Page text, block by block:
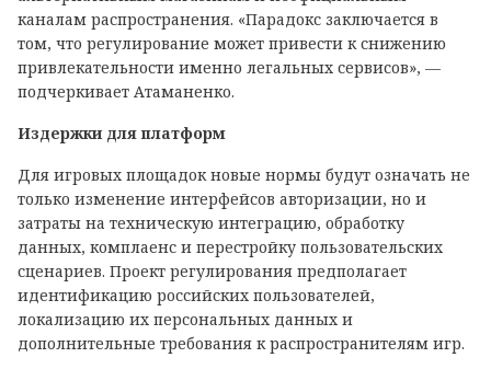
каналам распространения. «Парадокс заключается в
том, что регулирование может привести к снижению
привлекательности именно легальных сервисов», —
подчеркивает Атаманенко.
Издержки для платформ
Для игровых площадок новые нормы будут означать не
только изменение интерфейсов авторизации, но и
затраты на техническую интеграцию, обработку
данных, комплаенс и перестройку пользовательских
сценариев. Проект регулирования предполагает
идентификацию российских пользователей,
локализацию их персональных данных и
дополнительные требования к распространителям игр.